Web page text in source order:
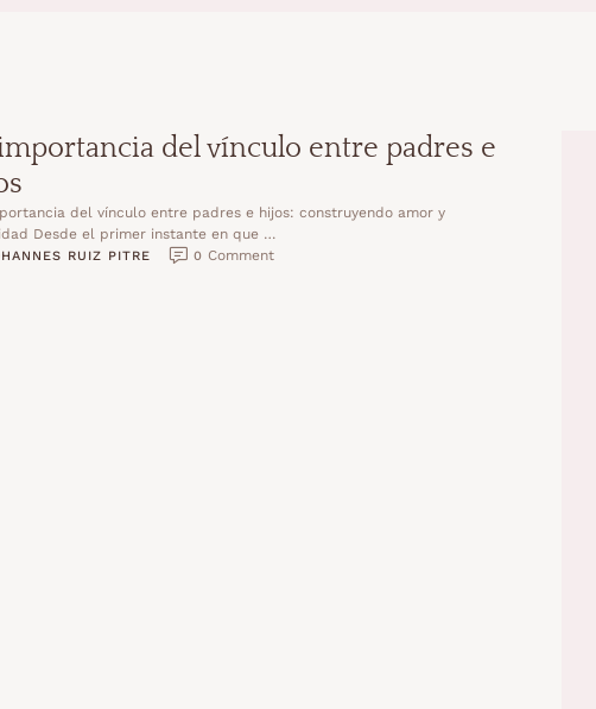
del vínculo entre padres e
del vínculo entre padres e hijos: construyendo amor y
Desde el primer instante en que …
RUIZ PITRE 0 Comment